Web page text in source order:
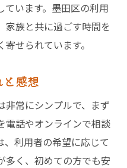
ています。墨田区の利用
家族と共に過ごす時間を
せられています。
感想
非常にシンプルで、まず
電話やオンラインで相談
、利用者の希望に応じて
多く、初めての方でも安